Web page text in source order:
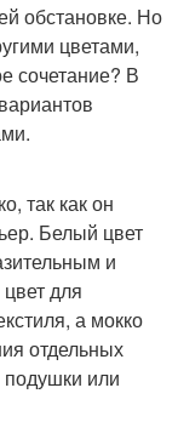
обстановке. Но
цветами,
сочетание? В
так как он
Белый цвет
и
для
а мокко
отдельных
подушки или